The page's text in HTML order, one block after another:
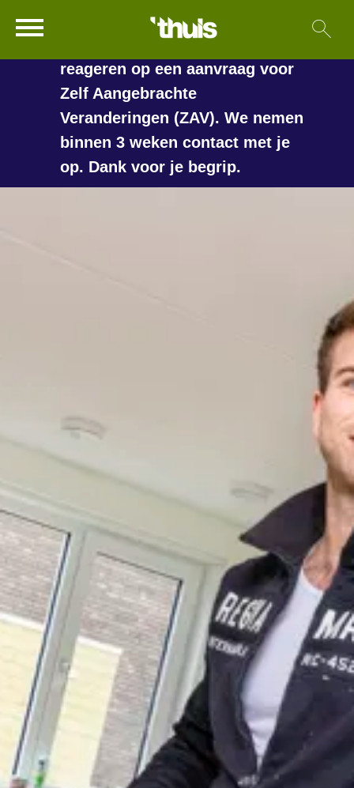
Naar hoofdinhoud
Naar hoofdnavigatiemenu
Naar zoeken
Naar de homepage
Ga naar Hoofd
langer duren voordat we
reageren op een aanvraag voor
Zelf Aangebrachte
Veranderingen (ZAV). We nemen
binnen 3 weken contact met je
op. Dank voor je begrip.